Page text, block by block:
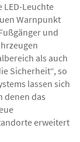
LED-Leuchte
Warnpunkt
und
als auch
Sicherheit“, so
lassen sich
denen das
erweitert